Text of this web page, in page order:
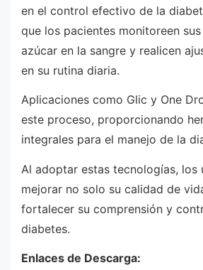
en el control efectivo de la
que los pacientes monitoreen
azúcar en la sangre y realicen
en su rutina diaria.
Aplicaciones como Glic y One
este proceso, proporcionando
integrales para el manejo de la
Al adoptar estas tecnologías, los
mejorar no solo su calidad de
fortalecer su comprensión y
diabetes.
Enlaces de Descarga: